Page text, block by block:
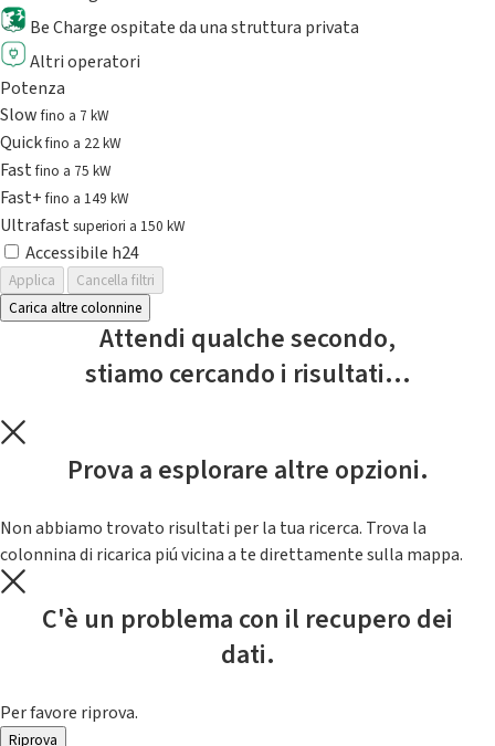
Be Charge ospitate da una struttura privata
Altri operatori
Potenza
Slowfino a 7 kW
Quickfino a 22 kW
Fastfino a 75 kW
Fast+fino a 149 kW
Ultrafast superiori a 150 kW
Accessibile h24
Applica
Cancella filtri
Carica altre colonnine
Attendi qualche secondo,
stiamo cercando i risultati...
Prova a esplorare altre opzioni.
Non abbiamo trovato risultati per la tua ricerca. Trova la
colonnina di ricarica piú vicina a te direttamente sulla mappa.
C'è un problema con il recupero dei
dati.
Per favore riprova.
Riprova